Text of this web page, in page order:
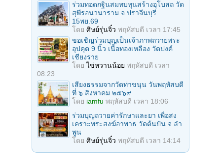
ร่วมทอดกฐินสมทบทุนสร้างอุโบสถ วัด
สุพีรอนวนาราม จ.ปราจีนบุรี
15พย.69
โดย ศิษย์รุ่นจิ๋ว พฤหัสบดี เวลา 17:45
ขอเชิญร่วมบุญเป็นเจ้าภาพถวายพระ
อุปคุต 9 นิ้ว เนื้อทองเหลือง วัดปงค์
เชียงราย
โดยไข่หวานน้อย พฤหัสบดี เวลา
08:23
เสียงธรรมจากวัดท่าขนุน วันพฤหัสบดี
ที่ ๖ สิงหาคม ๒๕๖๙
โดย iamfu พฤหัสบดี เวลา 18:06
ร่วมบุญถวายค่ารักษาและยา เพื่อสง
เคราะพระสงฆ์อาพาธ วัดต้นปัน จ.ลํา
พูน
โดย ศิษย์รุ่นจิ๋ว พฤหัสบดี เวลา 14:14